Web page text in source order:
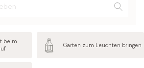
beim
Garten zum Leuchten bringen